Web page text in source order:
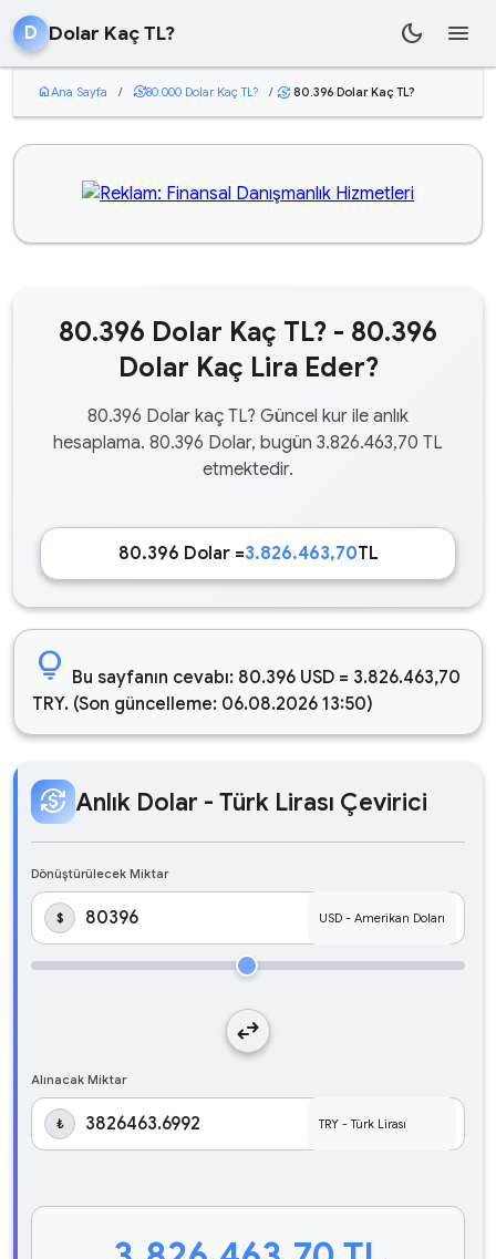
D Dolar Kaç TL? dark_mode menu
homeAna Sayfa / currency_exchange80.000 Dolar Kaç TL? / currency_exchange 80.396 Dolar Kaç TL?
80.396 Dolar Kaç TL? - 80.396
Dolar Kaç Lira Eder?
80.396 Dolar kaç TL? Güncel kur ile anlık
hesaplama. 80.396 Dolar, bugün 3.826.463,70 TL
etmektedir.
80.396 Dolar =3.826.463,70TL
lightbulb Bu sayfanın cevabı: 80.396 USD = 3.826.463,70
TRY. (Son güncelleme: 06.08.2026 13:50)
currency_exchange Anlık Dolar - Türk Lirası Çevirici
Dönüştürülecek Miktar
$
swap_horiz
Alınacak Miktar
₺